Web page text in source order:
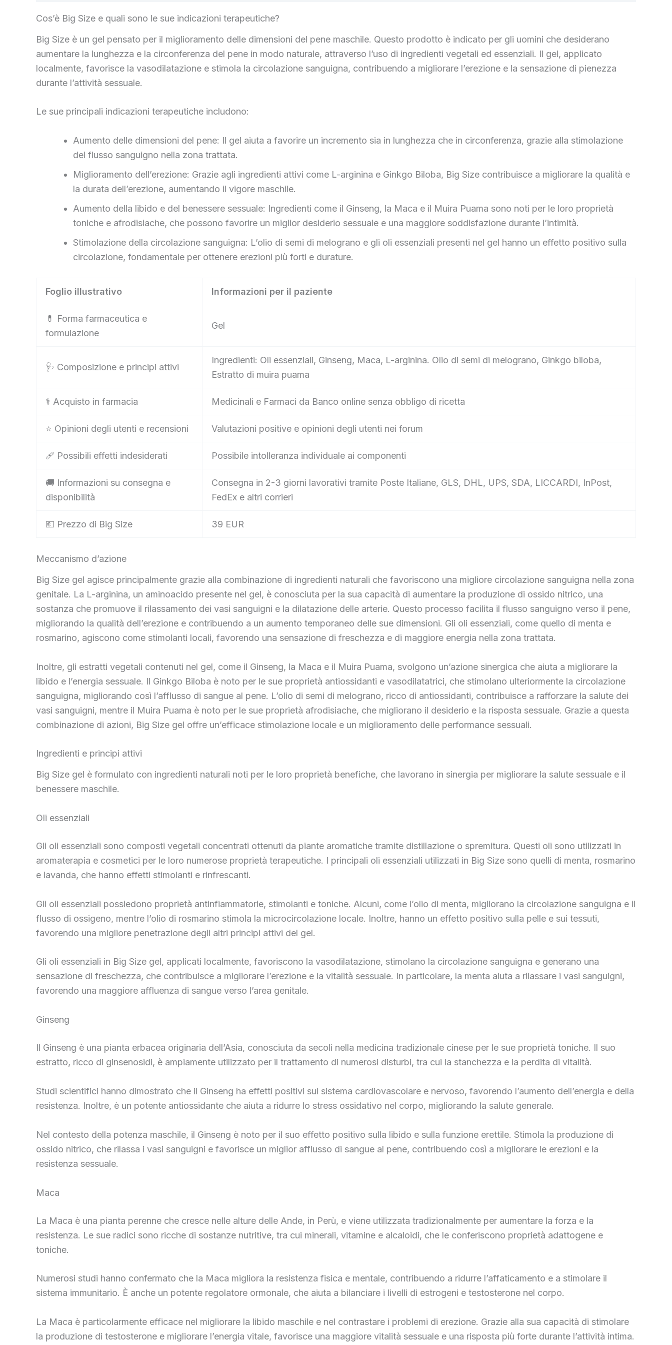
Cos’è Big Size e quali sono le sue indicazioni terapeutiche?
Big Size è un gel pensato per il miglioramento delle dimensioni del pene maschile. Questo prodotto è indicato per gli uomini che desiderano
aumentare la lunghezza e la circonferenza del pene in modo naturale, attraverso l’uso di ingredienti vegetali ed essenziali. Il gel, applicato
localmente, favorisce la vasodilatazione e stimola la circolazione sanguigna, contribuendo a migliorare l’erezione e la sensazione di pienezza
durante l’attività sessuale.
Le sue principali indicazioni terapeutiche includono:
Aumento delle dimensioni del pene: Il gel aiuta a favorire un incremento sia in lunghezza che in circonferenza, grazie alla stimolazione
del flusso sanguigno nella zona trattata.
Miglioramento dell’erezione: Grazie agli ingredienti attivi come L-arginina e Ginkgo Biloba, Big Size contribuisce a migliorare la qualità e
la durata dell’erezione, aumentando il vigore maschile.
Aumento della libido e del benessere sessuale: Ingredienti come il Ginseng, la Maca e il Muira Puama sono noti per le loro proprietà
toniche e afrodisiache, che possono favorire un miglior desiderio sessuale e una maggiore soddisfazione durante l’intimità.
Stimolazione della circolazione sanguigna: L’olio di semi di melograno e gli oli essenziali presenti nel gel hanno un effetto positivo sulla
circolazione, fondamentale per ottenere erezioni più forti e durature.
Foglio illustrativo Informazioni per il paziente
💊 Forma farmaceutica e
formulazione
Gel
🩺 Composizione e principi attivi
Ingredienti: Oli essenziali, Ginseng, Maca, L-arginina. Olio di semi di melograno, Ginkgo biloba,
Estratto di muira puama
⚕️ Acquisto in farmacia Medicinali e Farmaci da Banco online senza obbligo di ricetta
⭐ Opinioni degli utenti e recensioni Valutazioni positive e opinioni degli utenti nei forum
🩹 Possibili effetti indesiderati Possibile intolleranza individuale ai componenti
🚚 Informazioni su consegna e
disponibilità
Consegna in 2-3 giorni lavorativi tramite Poste Italiane, GLS, DHL, UPS, SDA, LICCARDI, InPost,
FedEx e altri corrieri
💶 Prezzo di Big Size 39 EUR
Meccanismo d’azione
Big Size gel agisce principalmente grazie alla combinazione di ingredienti naturali che favoriscono una migliore circolazione sanguigna nella zona
genitale. La L-arginina, un aminoacido presente nel gel, è conosciuta per la sua capacità di aumentare la produzione di ossido nitrico, una
sostanza che promuove il rilassamento dei vasi sanguigni e la dilatazione delle arterie. Questo processo facilita il flusso sanguigno verso il pene,
migliorando la qualità dell’erezione e contribuendo a un aumento temporaneo delle sue dimensioni. Gli oli essenziali, come quello di menta e
rosmarino, agiscono come stimolanti locali, favorendo una sensazione di freschezza e di maggiore energia nella zona trattata.
Inoltre, gli estratti vegetali contenuti nel gel, come il Ginseng, la Maca e il Muira Puama, svolgono un’azione sinergica che aiuta a migliorare la
libido e l’energia sessuale. Il Ginkgo Biloba è noto per le sue proprietà antiossidanti e vasodilatatrici, che stimolano ulteriormente la circolazione
sanguigna, migliorando così l’afflusso di sangue al pene. L’olio di semi di melograno, ricco di antiossidanti, contribuisce a rafforzare la salute dei
vasi sanguigni, mentre il Muira Puama è noto per le sue proprietà afrodisiache, che migliorano il desiderio e la risposta sessuale. Grazie a questa
combinazione di azioni, Big Size gel offre un’efficace stimolazione locale e un miglioramento delle performance sessuali.
Ingredienti e principi attivi
Big Size gel è formulato con ingredienti naturali noti per le loro proprietà benefiche, che lavorano in sinergia per migliorare la salute sessuale e il
benessere maschile.
Oli essenziali
Gli oli essenziali sono composti vegetali concentrati ottenuti da piante aromatiche tramite distillazione o spremitura. Questi oli sono utilizzati in
aromaterapia e cosmetici per le loro numerose proprietà terapeutiche. I principali oli essenziali utilizzati in Big Size sono quelli di menta, rosmarino
e lavanda, che hanno effetti stimolanti e rinfrescanti.
Gli oli essenziali possiedono proprietà antinfiammatorie, stimolanti e toniche. Alcuni, come l’olio di menta, migliorano la circolazione sanguigna e il
flusso di ossigeno, mentre l’olio di rosmarino stimola la microcircolazione locale. Inoltre, hanno un effetto positivo sulla pelle e sui tessuti,
favorendo una migliore penetrazione degli altri principi attivi del gel.
Gli oli essenziali in Big Size gel, applicati localmente, favoriscono la vasodilatazione, stimolano la circolazione sanguigna e generano una
sensazione di freschezza, che contribuisce a migliorare l’erezione e la vitalità sessuale. In particolare, la menta aiuta a rilassare i vasi sanguigni,
favorendo una maggiore affluenza di sangue verso l’area genitale.
Ginseng
Il Ginseng è una pianta erbacea originaria dell’Asia, conosciuta da secoli nella medicina tradizionale cinese per le sue proprietà toniche. Il suo
estratto, ricco di ginsenosidi, è ampiamente utilizzato per il trattamento di numerosi disturbi, tra cui la stanchezza e la perdita di vitalità.
Studi scientifici hanno dimostrato che il Ginseng ha effetti positivi sul sistema cardiovascolare e nervoso, favorendo l’aumento dell’energia e della
resistenza. Inoltre, è un potente antiossidante che aiuta a ridurre lo stress ossidativo nel corpo, migliorando la salute generale.
Nel contesto della potenza maschile, il Ginseng è noto per il suo effetto positivo sulla libido e sulla funzione erettile. Stimola la produzione di
ossido nitrico, che rilassa i vasi sanguigni e favorisce un miglior afflusso di sangue al pene, contribuendo così a migliorare le erezioni e la
resistenza sessuale.
Maca
La Maca è una pianta perenne che cresce nelle alture delle Ande, in Perù, e viene utilizzata tradizionalmente per aumentare la forza e la
resistenza. Le sue radici sono ricche di sostanze nutritive, tra cui minerali, vitamine e alcaloidi, che le conferiscono proprietà adattogene e
toniche.
Numerosi studi hanno confermato che la Maca migliora la resistenza fisica e mentale, contribuendo a ridurre l’affaticamento e a stimolare il
sistema immunitario. È anche un potente regolatore ormonale, che aiuta a bilanciare i livelli di estrogeni e testosterone nel corpo.
La Maca è particolarmente efficace nel migliorare la libido maschile e nel contrastare i problemi di erezione. Grazie alla sua capacità di stimolare
la produzione di testosterone e migliorare l’energia vitale, favorisce una maggiore vitalità sessuale e una risposta più forte durante l’attività intima.